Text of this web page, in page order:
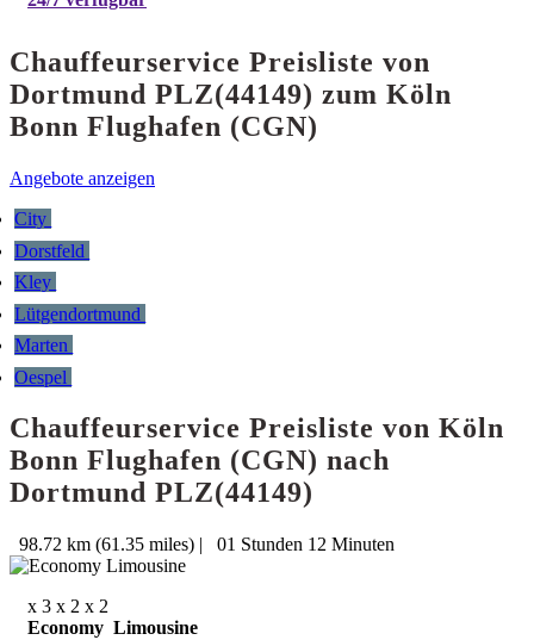
Chauffeurservice Preisliste von
Dortmund PLZ(44149) zum Köln
Bonn Flughafen (CGN)
Angebote anzeigen
City
Dorstfeld
Kley
Lütgendortmund
Marten
Oespel
Chauffeurservice Preisliste von Köln
Bonn Flughafen (CGN) nach
Dortmund PLZ(44149)
98.72 km (61.35 miles) | 01 Stunden 12 Minuten
x 3 x 2 x 2
Economy Limousine